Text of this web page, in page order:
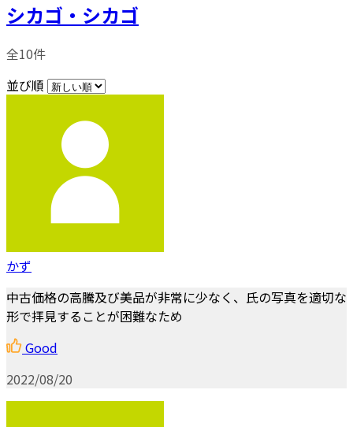
シカゴ・シカゴ
全10件
並び順
かず
中古価格の高騰及び美品が非常に少なく、氏の写真を適切な
形で拝見することが困難なため
Good
2022/08/20